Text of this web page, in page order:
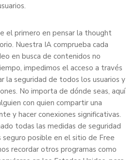
el primero en pensar la thought
Nuestra IA comprueba cada
en busca de contenidos no
impedimos el acceso a través
la seguridad de todos los usuarios y
No importa de dónde seas, aquí
con quien compartir una
y hacer conexiones significativas.
todas las medidas de seguridad
posible en el sitio de Free
recordar otros programas como